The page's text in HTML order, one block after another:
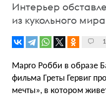
Интерьер
из кукольного
1
Марго Робби в образе
фильма Греты Гервиг
мечты», в котором